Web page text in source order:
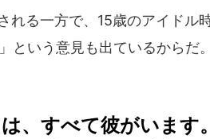
れる一方で、15歳のアイドル
という意見も出ているからだ。
は、すべて彼がいま